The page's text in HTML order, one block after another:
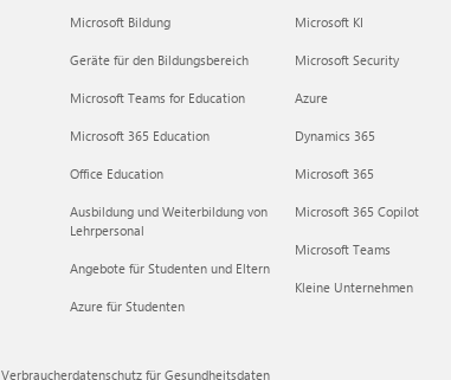
Microsoft Bildung
Geräte für den Bildungsbereich
Microsoft Teams for Education
Microsoft 365 Education
Office Education
Ausbildung und Weiterbildung von
Lehrpersonal
Angebote für Studenten und Eltern
Azure für Studenten
Microsoft KI
Microsoft Security
Azure
Dynamics 365
Microsoft 365
Microsoft 365 Copilot
Microsoft Teams
Kleine Unternehmen
Verbraucherdatenschutz für Gesundheitsdaten